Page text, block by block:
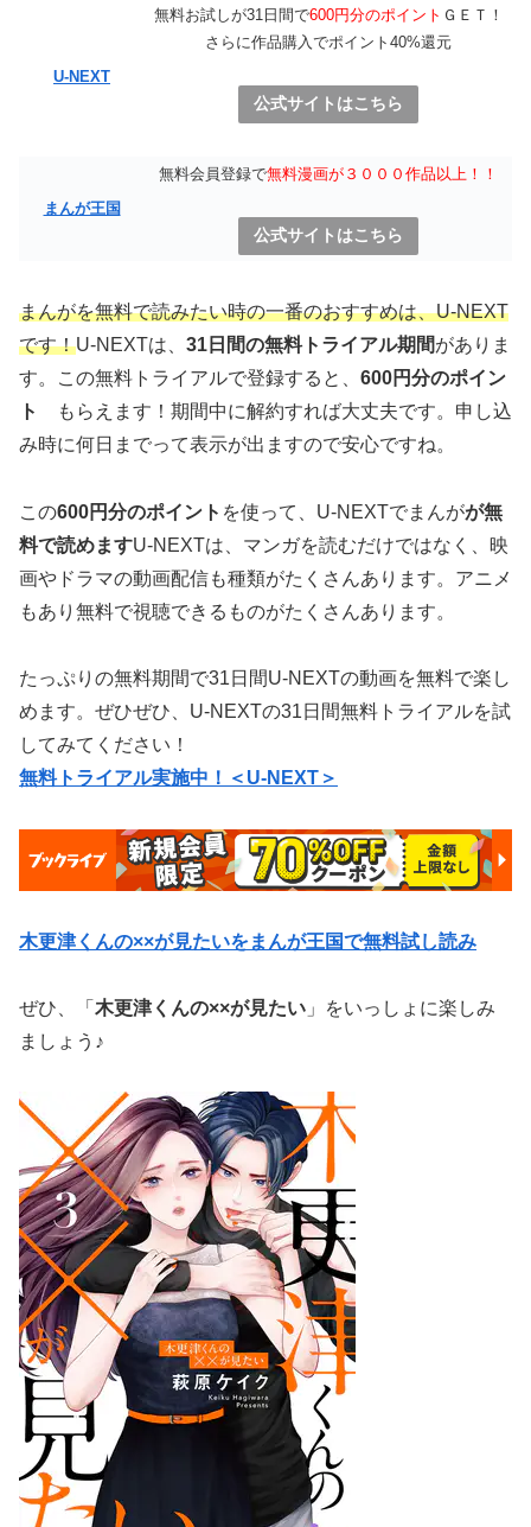
U-NEXT
無料お試しが31日間で600円分のポイント ＧＥＴ！
さらに作品購入でポイント40%還元
公式サイトはこちら
まんが王国
無料会員登録で無料漫画が３０００作品以上！！
公式サイトはこちら
まんがを無料で読みたい時の一番のおすすめは、U-NEXT
です！U-NEXTは、 31日間の無料トライアル期間がありま
す。この無料トライアルで登録すると、 600円分のポイン
ト
もらえます！期間中に解約すれば大丈夫です。申し込
み時に何日までって表示が出ますので安心ですね。
この600円分のポイント を使って、U-NEXTでまんがが無
料で読めますU-NEXTは、マンガを読むだけではなく、映
画やドラマの動画配信も種類がたくさんあります。アニメ
もあり無料で視聴できるものがたくさんあります。
たっぷりの無料期間で31日間U-NEXTの動画を無料で楽し
めます。ぜひぜひ、U-NEXTの31日間無料トライアルを試
してみてください！
無料トライアル実施中！＜U-NEXT＞
木更津くんの××が見たいをまんが王国で無料試し読み
ぜひ、「 木更津くんの××が見たい 」をいっしょに楽しみ
ましょう♪